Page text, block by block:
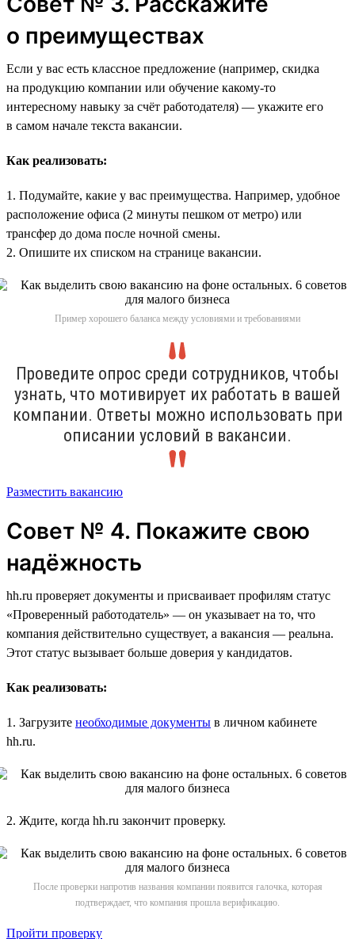
о преимуществах
Если у вас есть классное предложение (например, скидка
на продукцию компании или обучение какому-то
интересному навыку за счёт работодателя) — укажите его
в самом начале текста вакансии.
Как реализовать:
1. Подумайте, какие у вас преимущества. Например, удобное
расположение офиса (2 минуты пешком от метро) или
трансфер до дома после ночной смены.
2. Опишите их списком на странице вакансии.
Пример хорошего баланса между условиями и требованиями
Проведите опрос среди сотрудников, чтобы
узнать, что мотивирует их работать в вашей
компании. Ответы можно использовать при
описании условий в вакансии.
Разместить вакансию
Совет № 4. Покажите свою
надёжность
hh.ru проверяет документы и присваивает профилям статус
«Проверенный работодатель» — он указывает на то, что
компания действительно существует, а вакансия — реальна.
Этот статус вызывает больше доверия у кандидатов.
Как реализовать:
1. Загрузите необходимые документы в личном кабинете
hh.ru.
2. Ждите, когда hh.ru закончит проверку.
После проверки напротив названия компании появится галочка, которая
подтверждает, что компания прошла верификацию.
Пройти проверку